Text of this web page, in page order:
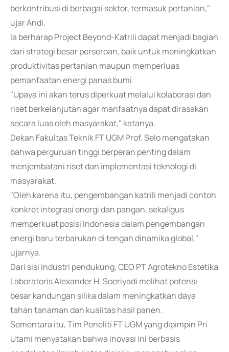
berkontribusi di berbagai sektor, termasuk pertanian,"
ujar Andi.
Ia berharap Project Beyond-Katrili dapat menjadi bagian
dari strategi besar perseroan, baik untuk meningkatkan
produktivitas pertanian maupun memperluas
pemanfaatan energi panas bumi.
"Upaya ini akan terus diperkuat melalui kolaborasi dan
riset berkelanjutan agar manfaatnya dapat dirasakan
secara luas oleh masyarakat," katanya.
Dekan Fakultas Teknik FT UGM Prof. Selo mengatakan
bahwa perguruan tinggi berperan penting dalam
menjembatani riset dan implementasi teknologi di
masyarakat.
"Oleh karena itu, pengembangan katrili menjadi contoh
konkret integrasi energi dan pangan, sekaligus
memperkuat posisi Indonesia dalam pengembangan
energi baru terbarukan di tengah dinamika global,"
ujarnya.
Dari sisi industri pendukung, CEO PT Agrotekno Estetika
Laboratoris Alexander H. Soeriyadi melihat potensi
besar kandungan silika dalam meningkatkan daya
tahan tanaman dan kualitas hasil panen.
Sementara itu, Tim Peneliti FT UGM yang dipimpin Pri
Utami menyatakan bahwa inovasi ini berbasis